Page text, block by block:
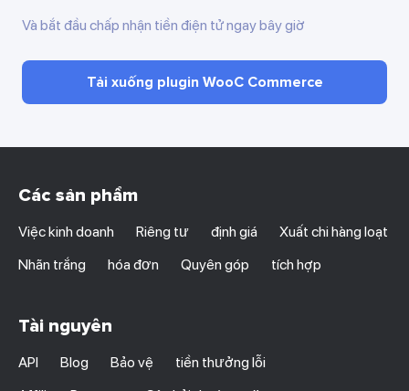
Và bắt đầu chấp nhận tiền điện tử ngay bây giờ
Tải xuống plugin WooC Commerce
Các sản phẩm
Việc kinh doanh Riêng tư định giá
Xuất chi hàng loạt
Nhãn trắng
hóa đơn Quyên góp tích hợp
Tài nguyên
API Blog Bảo vệ
tiền thưởng lỗi